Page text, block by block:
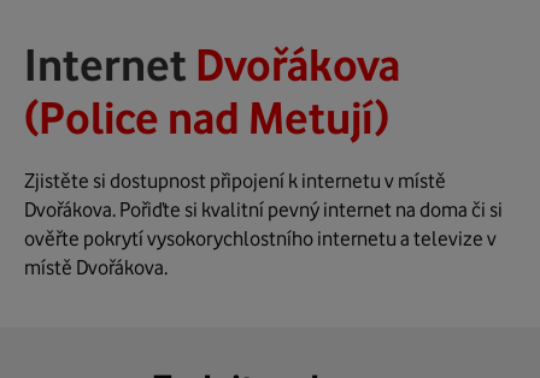
Internet Dvořákova
(Police nad Metují)
Zjistěte si dostupnost připojení k internetu v místě
Dvořákova. Pořiďte si kvalitní pevný internet na doma či si
ověřte pokrytí vysokorychlostního internetu a televize v
místě Dvořákova.